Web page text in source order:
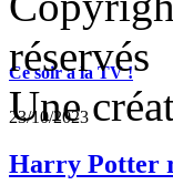
Ce soir a la TV !
23/10/2023
Harry Potter
réservés
Une